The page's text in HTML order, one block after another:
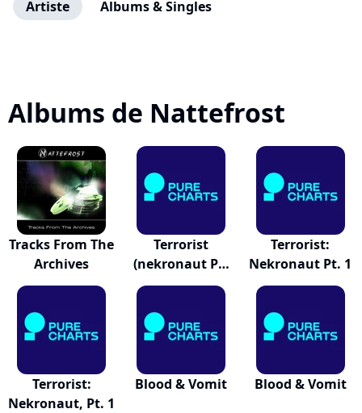
Artiste Albums & Singles
Albums de Nattefrost
Tracks From The
Archives
Terrorist
(nekronaut Pt.
1)
Terrorist:
Nekronaut Pt. 1
Terrorist:
Nekronaut, Pt. 1
Blood & Vomit Blood & Vomit